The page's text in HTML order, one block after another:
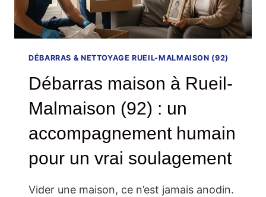
DÉBARRAS & NETTOYAGE RUEIL-MALMAISON (92)
Débarras maison à Rueil-
Malmaison (92) : un
accompagnement humain
pour un vrai soulagement
Vider une maison, ce n’est jamais anodin.